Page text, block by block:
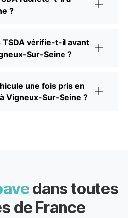
?
TSDA vérifie-t-il avant
Sur-Seine ?
une fois pris en
Vigneux-Sur-Seine ?
dans toutes
de France